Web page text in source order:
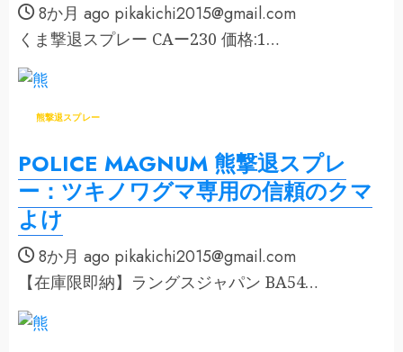
8か月 ago pikakichi2015@gmail.com
くま撃退スプレー CAー230 価格:1…
熊撃退スプレー
POLICE MAGNUM 熊撃退スプレ
ー：ツキノワグマ専用の信頼のクマ
よけ
8か月 ago pikakichi2015@gmail.com
【在庫限即納】ラングスジャパン BA54…